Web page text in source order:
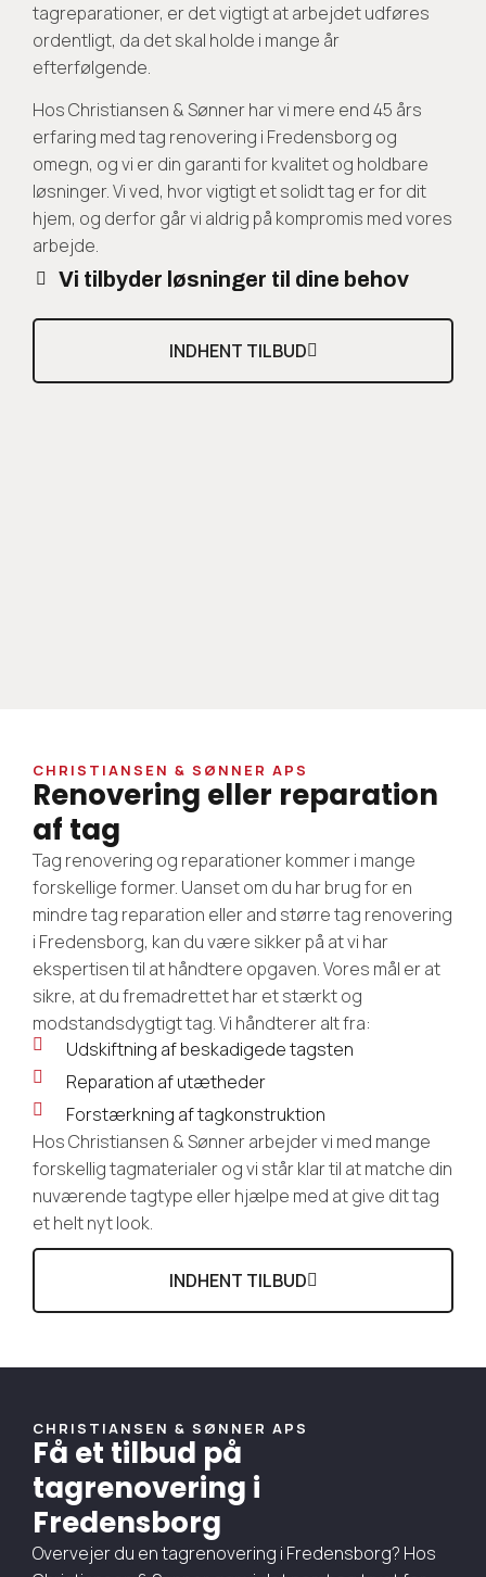
tagreparationer, er det vigtigt at arbejdet udføres
ordentligt, da det skal holde i mange år
efterfølgende.
Hos Christiansen & Sønner har vi mere end 45 års
erfaring med tag renovering i Fredensborg og
omegn, og vi er din garanti for kvalitet og holdbare
løsninger. Vi ved, hvor vigtigt et solidt tag er for dit
hjem, og derfor går vi aldrig på kompromis med vores
arbejde.
Vi tilbyder løsninger til dine behov
INDHENT TILBUD
CHRISTIANSEN & SØNNER APS
Renovering eller reparation
af tag
Tag renovering og reparationer kommer i mange
forskellige former. Uanset om du har brug for en
mindre tag reparation eller and større tag renovering
i Fredensborg, kan du være sikker på at vi har
ekspertisen til at håndtere opgaven. Vores mål er at
sikre, at du fremadrettet har et stærkt og
modstandsdygtigt tag. Vi håndterer alt fra:
Udskiftning af beskadigede tagsten
Reparation af utætheder
Forstærkning af tagkonstruktion
Hos Christiansen & Sønner arbejder vi med mange
forskellig tagmaterialer og vi står klar til at matche din
nuværende tagtype eller hjælpe med at give dit tag
et helt nyt look.
INDHENT TILBUD
CHRISTIANSEN & SØNNER APS
Få et tilbud på
tagrenovering i
Fredensborg
Overvejer du en tagrenovering i Fredensborg? Hos